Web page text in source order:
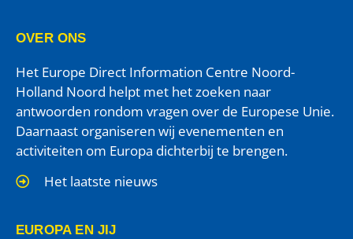
OVER ONS
Het Europe Direct Information Centre Noord-
Holland Noord helpt met het zoeken naar
antwoorden rondom vragen over de Europese Unie.
Daarnaast organiseren wij evenementen en
activiteiten om Europa dichterbij te brengen.
Het laatste nieuws
EUROPA EN JIJ